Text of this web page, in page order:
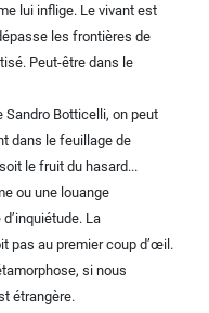
lui inflige. Le vivant est
les frontières de
Peut-être dans le
Sandro Botticelli, on peut
dans le feuillage de
le fruit du hasard...
ou une louange
La
pas au premier coup d’œil.
si nous
étrangère.